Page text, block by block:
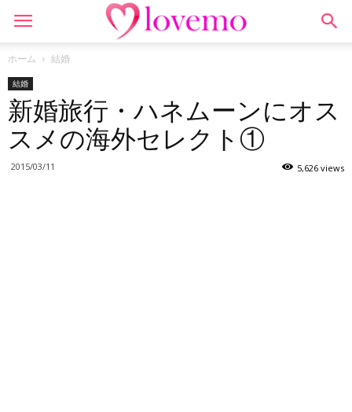
ホーム 結婚
結婚
新婚旅行・ハネムーンにオス
スメの海外セレクト①
2015/03/11 5,626 views